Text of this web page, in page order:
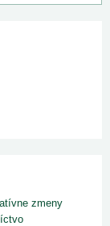
zmeny